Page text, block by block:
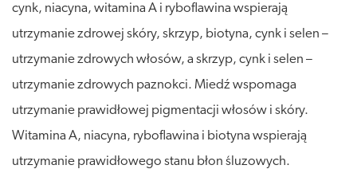
cynk, niacyna, witamina A i ryboflawina wspierają
utrzymanie zdrowej skóry, skrzyp, biotyna, cynk i selen –
utrzymanie zdrowych włosów, a skrzyp, cynk i selen –
utrzymanie zdrowych paznokci. Miedź wspomaga
utrzymanie prawidłowej pigmentacji włosów i skóry.
Witamina A, niacyna, ryboflawina i biotyna wspierają
utrzymanie prawidłowego stanu błon śluzowych.